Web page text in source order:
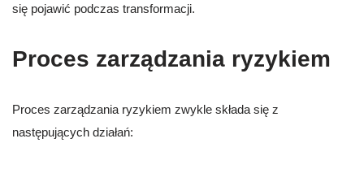
się pojawić podczas transformacji.
Proces zarządzania ryzykiem
Proces zarządzania ryzykiem zwykle składa się z
następujących działań: